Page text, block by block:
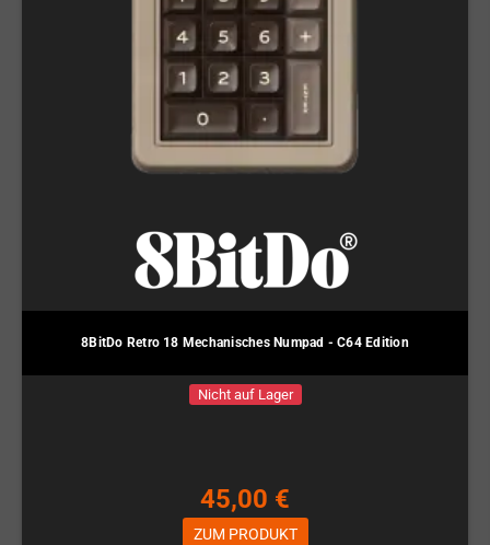
8BitDo Retro 18 Mechanisches Numpad - C64 Edition
Nicht auf Lager
45,00 €
ZUM PRODUKT